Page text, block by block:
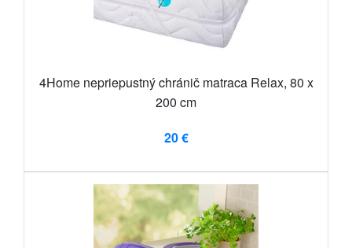
4Home nepriepustný chránič matraca Relax, 80 x
200 cm
20 €